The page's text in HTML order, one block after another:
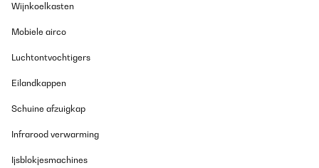
Wijnkoelkasten
Mobiele airco
Luchtontvochtigers
Eilandkappen
Schuine afzuigkap
Infrarood verwarming
Ijsblokjesmachines